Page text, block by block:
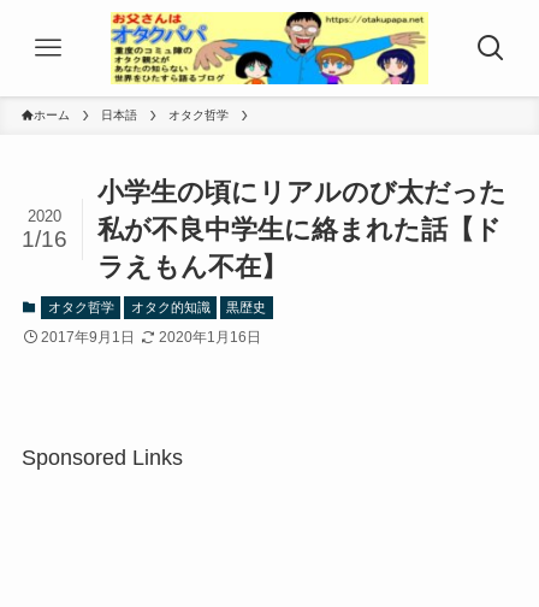
ホーム 日本語 オタク哲学
小学生の頃にリアルのび太だった
私が不良中学生に絡まれた話【ド
ラえもん不在】
2020
1/16
オタク哲学 オタク的知識 黒歴史
2017年9月1日 2020年1月16日
Sponsored Links